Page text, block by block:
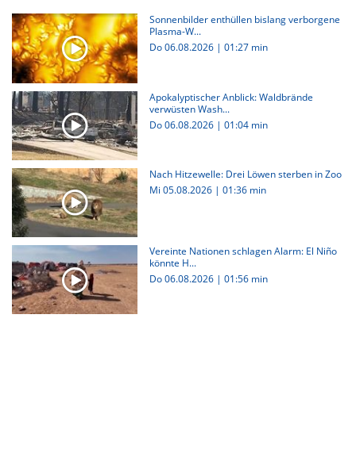
Sonnenbilder enthüllen bislang verborgene
Plasma-W...
Do 06.08.2026 | 01:27 min
Apokalyptischer Anblick: Waldbrände
verwüsten Wash...
Do 06.08.2026 | 01:04 min
Nach Hitzewelle: Drei Löwen sterben in Zoo
Mi 05.08.2026 | 01:36 min
Vereinte Nationen schlagen Alarm: El Niño
könnte H...
Do 06.08.2026 | 01:56 min